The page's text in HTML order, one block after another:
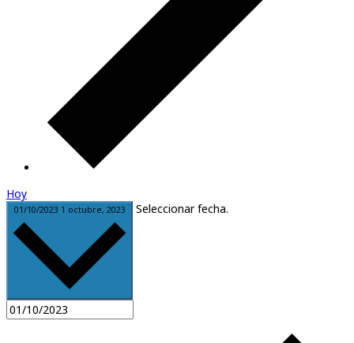
Hoy
01/10/2023 1 octubre, 2023 Seleccionar fecha.